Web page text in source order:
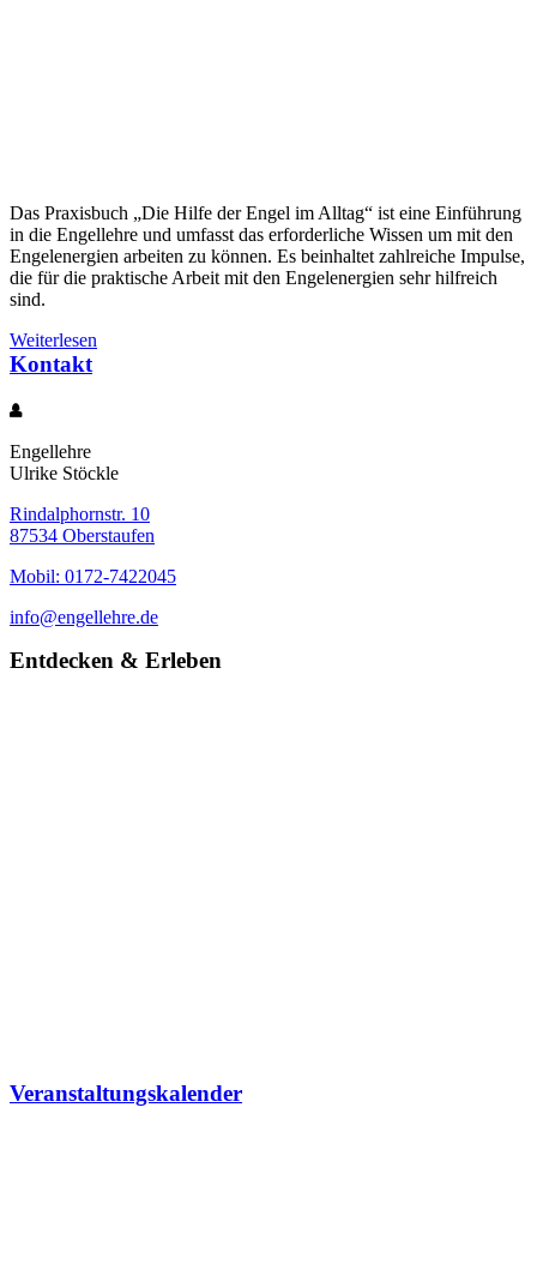
Das Praxisbuch „Die Hilfe der Engel im Alltag“ ist eine Einführung
in die Engellehre und umfasst das erforderliche Wissen um mit den
Engelenergien arbeiten zu können. Es beinhaltet zahlreiche Impulse,
die für die praktische Arbeit mit den Engelenergien sehr hilfreich
sind.
Weiterlesen
Kontakt
Engellehre
Ulrike Stöckle
Rindalphornstr. 10
87534 Oberstaufen
Mobil: 0172-7422045
info@engellehre.de
Entdecken & Erleben
Veranstaltungskalender